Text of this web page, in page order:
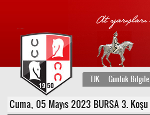
TJK Günlük
Cuma, 05 Mayıs 2023 BURSA 3.